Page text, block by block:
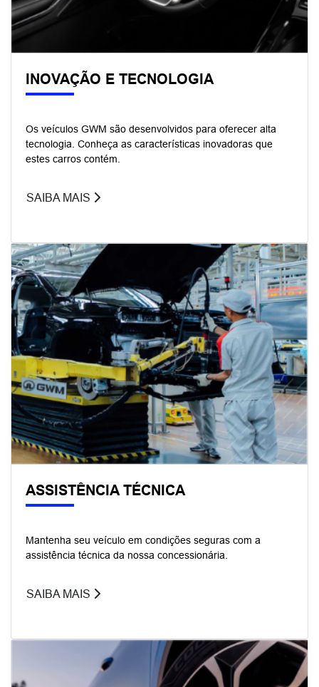
INOVAÇÃO E TECNOLOGIA
Os veículos GWM são desenvolvidos para oferecer alta
tecnologia. Conheça as características inovadoras que
estes carros contém.
SAIBA MAIS
ASSISTÊNCIA TÉCNICA
Mantenha seu veículo em condições seguras com a
assistência técnica da nossa concessionária.
SAIBA MAIS